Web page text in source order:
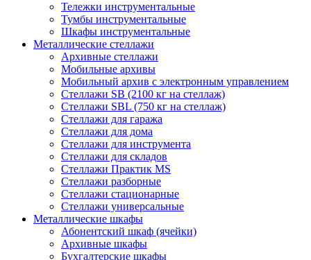
Тележки инструментальные
Тумбы инструментальные
Шкафы инструментальные
Металлические стеллажи
Архивные стеллажи
Мобильные архивы
Мобильный архив с электронным управлением
Стеллажи SB (2100 кг на стеллаж)
Стеллажи SBL (750 кг на стеллаж)
Стеллажи для гаража
Стеллажи для дома
Стеллажи для инструмента
Стеллажи для складов
Стеллажи Практик MS
Стеллажи разборные
Стеллажи стационарные
Стеллажи универсальные
Металлические шкафы
Абонентский шкаф (ячейки)
Архивные шкафы
Бухгалтерские шкафы